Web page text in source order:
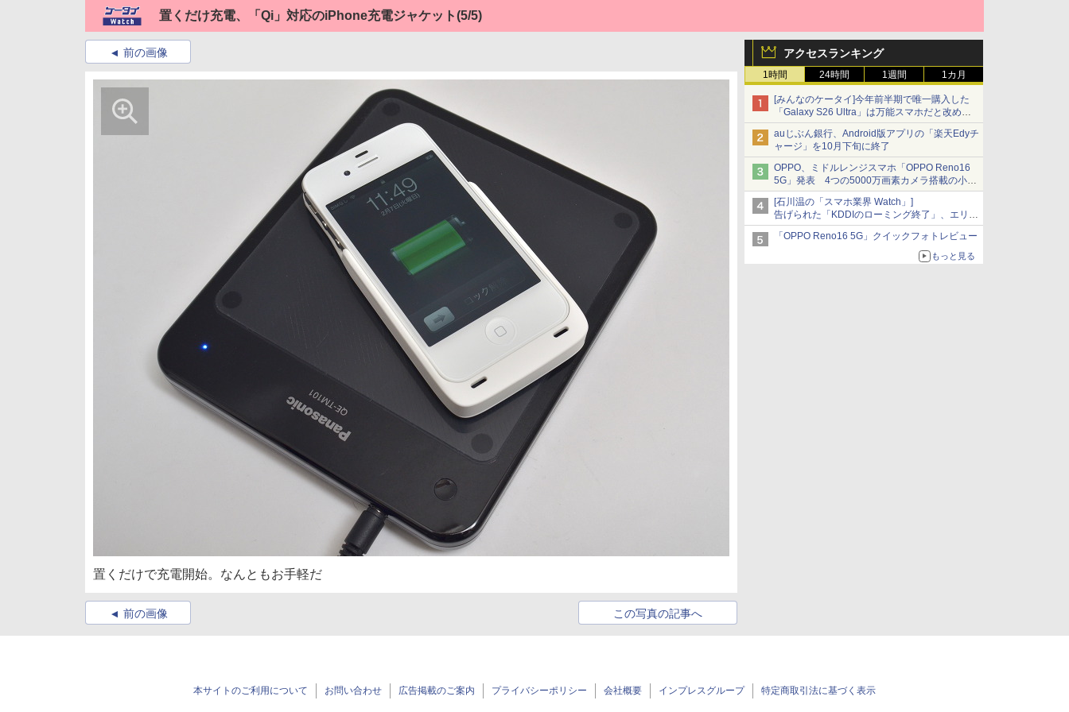
置くだけ充電、「Qi」対応のiPhone充電ジャケット(5/5)
アクセスランキング
1時間 24時間 1週間 1カ月
[みんなのケータイ]今年前半期で唯一購入した
「Galaxy S26 Ultra」は万能スマホだと改めて
思う
auじぶん銀行、Android版アプリの「楽天Edyチ
ャージ」を10月下旬に終了
OPPO、ミドルレンジスマホ「OPPO Reno16
5G」発表 4つの5000万画素カメラ搭載の小型
モデル
[石川温の「スマホ業界 Watch」]
告げられた「KDDIのローミング終了」、エリア
マップの落とし穴と楽天モバイルの課題
「OPPO Reno16 5G」クイックフォトレビュー
もっと見る
前の画像
置くだけで充電開始。なんともお手軽だ
前の画像 この写真の記事へ
本サイトのご利用について お問い合わせ 広告掲載のご案内 プライバシーポリシー 会社概要 インプレスグループ 特定商取引法に基づく表示